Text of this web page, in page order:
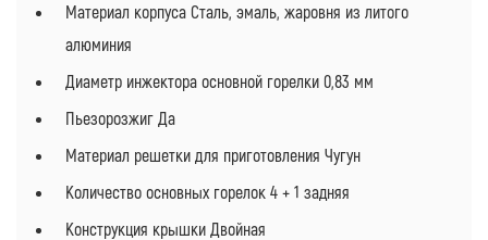
Материал корпуса Сталь, эмаль, жаровня из литого
алюминия
Диаметр инжектора основной горелки 0,83 мм
Пьезорозжиг Да
Материал решетки для приготовления Чугун
Количество основных горелок 4 + 1 задняя
Конструкция крышки Двойная